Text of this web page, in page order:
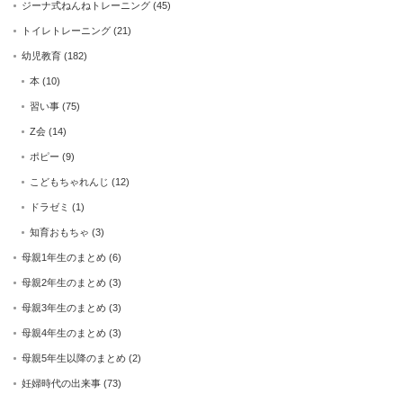
ジーナ式ねんねトレーニング (45)
トイレトレーニング (21)
幼児教育 (182)
本 (10)
習い事 (75)
Z会 (14)
ポピー (9)
こどもちゃれんじ (12)
ドラゼミ (1)
知育おもちゃ (3)
母親1年生のまとめ (6)
母親2年生のまとめ (3)
母親3年生のまとめ (3)
母親4年生のまとめ (3)
母親5年生以降のまとめ (2)
妊婦時代の出来事 (73)